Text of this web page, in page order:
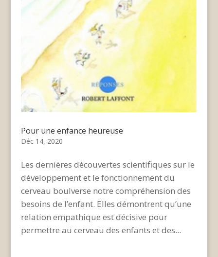
Pour une enfance heureuse
Déc 14, 2020
Les dernières découvertes scientifiques sur le
développement et le fonctionnement du
cerveau boulverse notre compréhension des
besoins de l’enfant. Elles démontrent qu’une
relation empathique est décisive pour
permettre au cerveau des enfants et des...